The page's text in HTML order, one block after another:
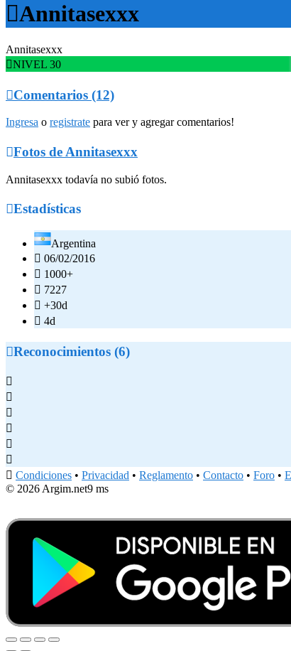
Annitasexxx
Annitasexxx
NIVEL 30
Comentarios (12)
Ingresa o registrate para ver y agregar comentarios!
Fotos de Annitasexxx
Annitasexxx todavía no subió fotos.
Estadísticas
Argentina
 06/02/2016
 1000+
 7227
 +30d
 4d
Reconocimientos (6)






 Condiciones • Privacidad • Reglamento • Contacto • Foro •
© 2026 Argim.net9 ms